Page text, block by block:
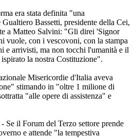
era stata definita "una
Bassetti, presidente della Cei,
a Matteo Salvini: "Gli direi 'Signor
vuole, con i vescovoni, con la stampa
e arrivisti, ma non tocchi l'umanità e il
la nostra Costituzione".
Misericordie d'Italia aveva
stimando in "oltre 1 milione di
"alle opere di assistenza" e
- Se il Forum del Terzo settore prende
e attende "la tempestiva